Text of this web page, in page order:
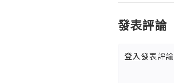
發表評論
登入發表評論